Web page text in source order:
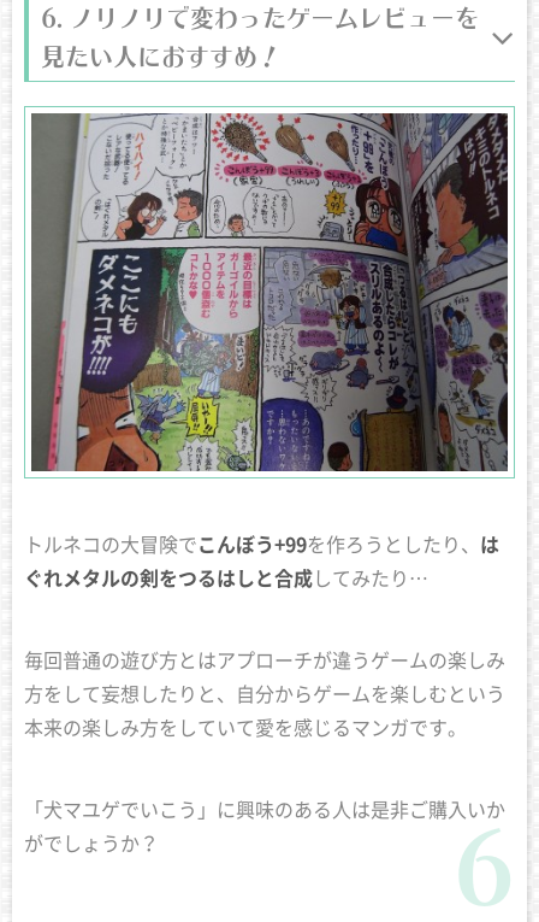
ノリノリで変わったゲームレビューを
見たい人におすすめ！
トルネコの大冒険でこんぼう+99を作ろうとしたり、 は
ぐれメタルの剣をつるはしと合成してみたり…
毎回普通の遊び方とはアプローチが違うゲームの楽しみ
方をして妄想したりと、自分からゲームを楽しむという
本来の楽しみ方をしていて愛を感じるマンガです。
「犬マユゲでいこう」に興味のある人は是非ご購入いか
がでしょうか？